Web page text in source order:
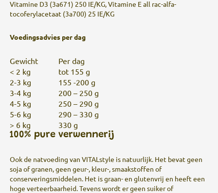
Vitamine D3 (3a671) 250 IE/KG, Vitamine E all rac-alfa-
tocoferylacetaat (3a700) 25 IE/KG
Voedingsadvies per dag
Gewicht
Per dag
< 2 kg
tot 155 g
2-3 kg
155 -200 g
3-4 kg
200 – 250 g
4-5 kg
250 – 290 g
5-6 kg
290 – 330 g
> 6 kg
330 g
100% pure verwennerij​
Ook de natvoeding van VITALstyle is natuurlijk. Het bevat geen
soja of granen, geen geur-, kleur-, smaakstoffen of
conserveringsmiddelen. Het is graan- en glutenvrij en heeft een
hoge verteerbaarheid. Tevens wordt er geen suiker of